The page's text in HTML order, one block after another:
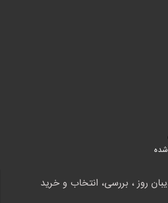
روز ، بررسی، انتخاب و خرید